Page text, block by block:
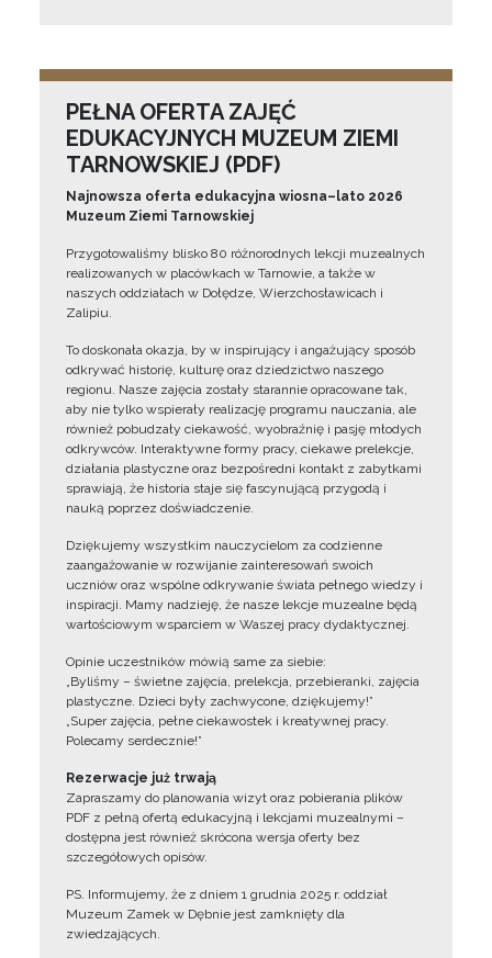
PEŁNA OFERTA ZAJĘĆ
EDUKACYJNYCH MUZEUM ZIEMI
TARNOWSKIEJ (PDF)
Najnowsza oferta edukacyjna wiosna–lato 2026
Muzeum Ziemi Tarnowskiej
Przygotowaliśmy blisko 80 różnorodnych lekcji muzealnych
realizowanych w placówkach w Tarnowie, a także w
naszych oddziałach w Dołędze, Wierzchosławicach i
Zalipiu.
To doskonała okazja, by w inspirujący i angażujący sposób
odkrywać historię, kulturę oraz dziedzictwo naszego
regionu. Nasze zajęcia zostały starannie opracowane tak,
aby nie tylko wspierały realizację programu nauczania, ale
również pobudzały ciekawość, wyobraźnię i pasję młodych
odkrywców. Interaktywne formy pracy, ciekawe prelekcje,
działania plastyczne oraz bezpośredni kontakt z zabytkami
sprawiają, że historia staje się fascynującą przygodą i
nauką poprzez doświadczenie.
Dziękujemy wszystkim nauczycielom za codzienne
zaangażowanie w rozwijanie zainteresowań swoich
uczniów oraz wspólne odkrywanie świata pełnego wiedzy i
inspiracji. Mamy nadzieję, że nasze lekcje muzealne będą
wartościowym wsparciem w Waszej pracy dydaktycznej.
Opinie uczestników mówią same za siebie:
„Byliśmy – świetne zajęcia, prelekcja, przebieranki, zajęcia
plastyczne. Dzieci były zachwycone, dziękujemy!”
„Super zajęcia, pełne ciekawostek i kreatywnej pracy.
Polecamy serdecznie!”
Rezerwacje już trwają
Zapraszamy do planowania wizyt oraz pobierania plików
PDF z pełną ofertą edukacyjną i lekcjami muzealnymi –
dostępna jest również skrócona wersja oferty bez
szczegółowych opisów.
PS. Informujemy, że z dniem 1 grudnia 2025 r. oddział
Muzeum Zamek w Dębnie jest zamknięty dla
zwiedzających.